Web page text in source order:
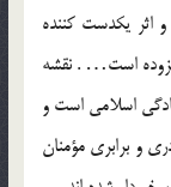
اثر یکدست کننده
است… . نقشه
اسلامی است و
و برابری مؤمنان